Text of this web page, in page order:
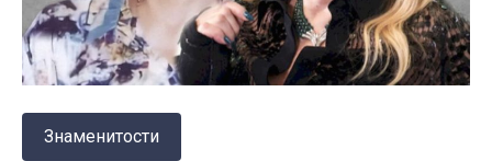
Знаменитости